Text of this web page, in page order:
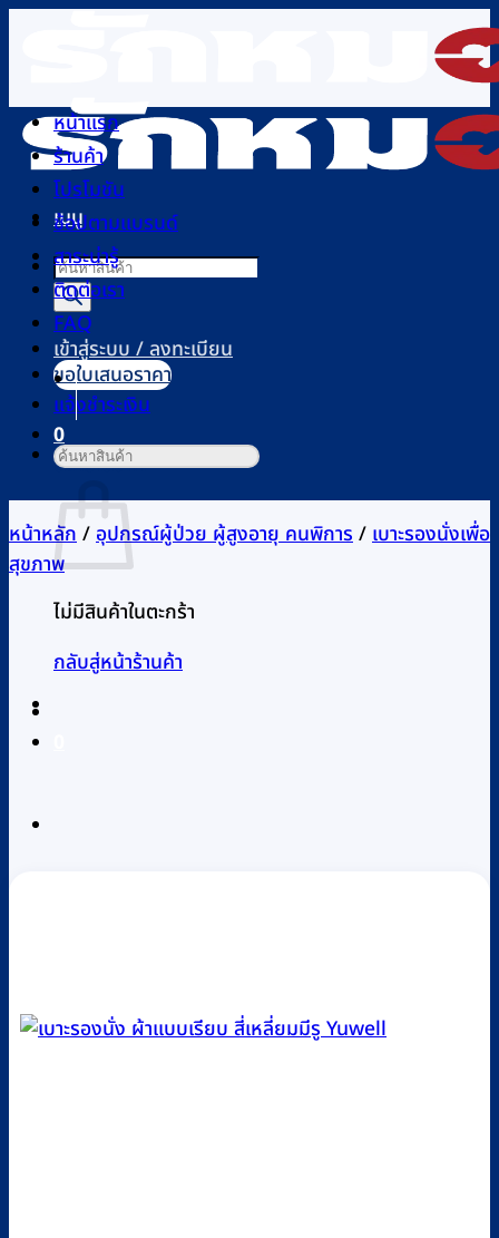
เนื้อหา
เมนู
Products
search
เข้าสู่ระบบ / ลงทะเบียน
0
ตะกร้าสินค้า
ไม่มีสินค้าในตะกร้า
กลับสู่หน้าร้านค้า
หน้าแรก
ร้านค้า
โปรโมชัน
ช้อปตามแบรนด์
สาระน่ารู้
ติดต่อเรา
FAQ
ขอใบเสนอราคา
แจ้งชำระเงิน
ค้นหา:
หน้าหลัก/อุปกรณ์ผู้ป่วย ผู้สูงอายุ คนพิการ/เบาะรองนั่งเพื่อ
สุขภาพ